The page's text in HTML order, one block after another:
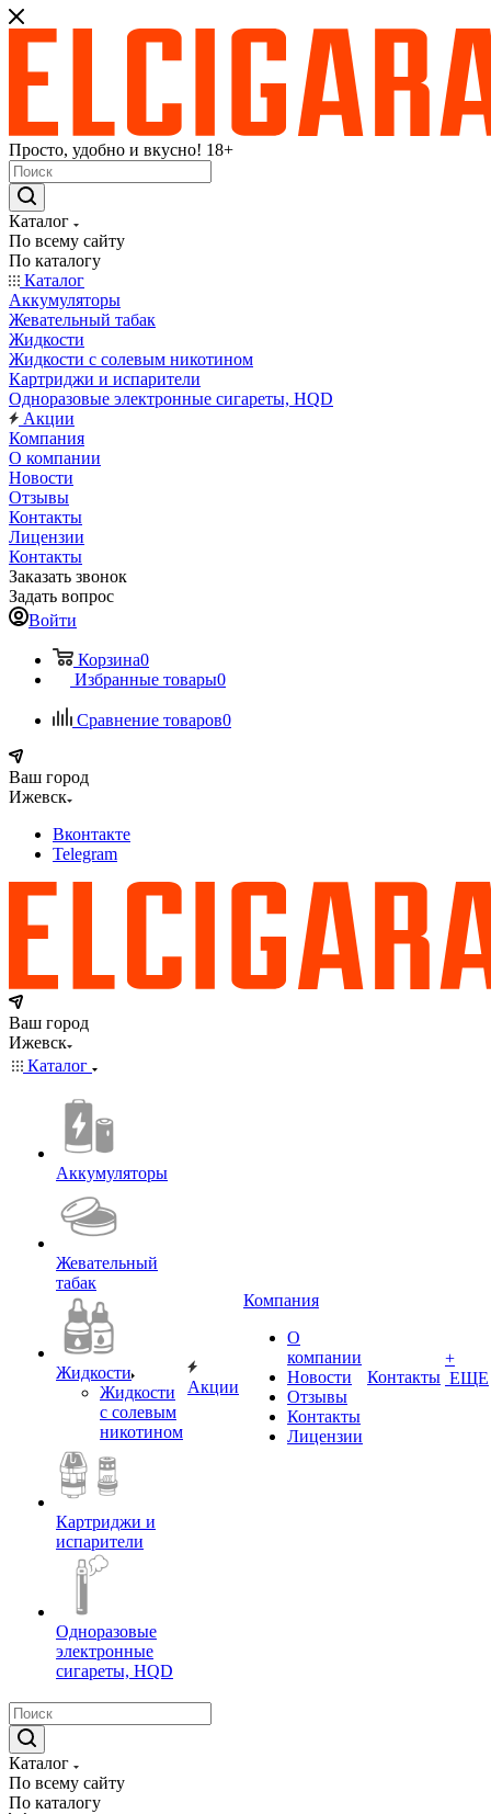
Просто, удобно и вкусно! 18+
Каталог
По всему сайту
По каталогу
Каталог
Аккумуляторы
Жевательный табак
Жидкости
Жидкости с солевым никотином
Картриджи и испарители
Одноразовые электронные сигареты, HQD
Акции
Компания
О компании
Новости
Отзывы
Контакты
Лицензии
Контакты
Заказать звонок
Задать вопрос
Войти
Корзина0
Избранные товары0
Сравнение товаров0
Ваш город
Ижевск
Вконтакте
Telegram
Ваш город
Ижевск
Каталог
Аккумуляторы
Жевательный
табак
Жидкости
Жидкости
с солевым
никотином
Картриджи и
испарители
Одноразовые
электронные
сигареты, HQD
Акции
Компания
О
компании
Новости
Отзывы
Контакты
Лицензии
Контакты
+
ЕЩЕ
Каталог
По всему сайту
По каталогу